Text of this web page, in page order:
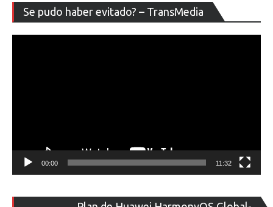
Se pudo haber evitado? – TransMedia
de
00:00 11:32